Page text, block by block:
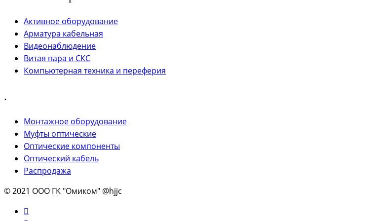
Активное оборудование
Арматура кабельная
Видеонаблюдение
Витая пара и СКС
Компьютерная техника и переферия
.
Монтажное оборудование
Муфты оптические
Оптические компоненты
Оптический кабель
Распродажа
© 2021 ООО ГК "Омиком" @hjjc